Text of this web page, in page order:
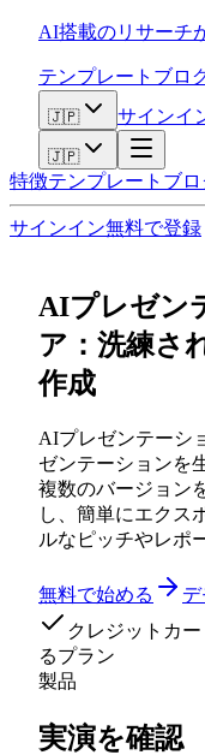
AI搭載のリサーチ
テンプレート ブロ
🇯🇵 サインイ
🇯🇵
特徴テンプレート ブ
サインイン無料で登録
AIプレゼン
ア：洗練さ
作成
AIプレゼンテーシ
ゼンテーションを
複数のバージョン
し、簡単にエクス
ルなピッチやレポ
無料で始める
クレジットカ
るプラン
製品
実演を確認